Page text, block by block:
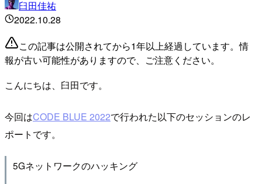
臼田佳祐
2022.10.28
この記事は公開されてから1年以上経過しています。情
報が古い可能性がありますので、ご注意ください。
こんにちは、臼田です。
今回はCODE BLUE 2022で行われた以下のセッションのレ
ポートです。
5Gネットワークのハッキング